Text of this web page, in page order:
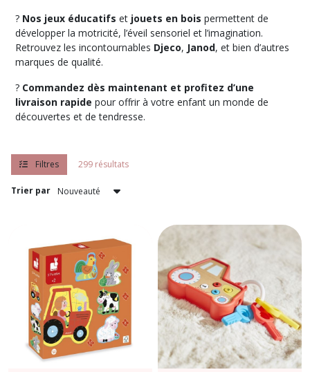
? Nos jeux éducatifs et jouets en bois permettent de
développer la motricité, l’éveil sensoriel et l’imagination.
Retrouvez les incontournables Djeco, Janod, et bien d’autres
marques de qualité.
? Commandez dès maintenant et profitez d’une
livraison rapide pour offrir à votre enfant un monde de
découvertes et de tendresse.
Filtres 299 résultats
Trier par
Puzzles
(46)
créatif
(42)
société
apprentissage
(47)
Afficher
résultats